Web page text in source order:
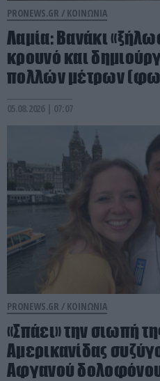
PRONEWS.GR / ΚΟΙΝΩΝΙΑ
Λαμία: Βανάκι
κρουνό και
πολλών μέτρων
05.08.2026 | 07:07
PRONEWS.GR / ΚΟΙΝΩΝΙΑ
«Σπάει» την σιωπή
Αμερικανίδας
Αφγανού